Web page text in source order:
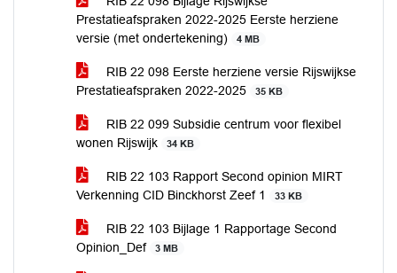
Prestatieafspraken 2022-2025 Eerste herziene
versie (met ondertekening)
4 MB
RIB 22 098 Eerste herziene versie Rijswijkse
Prestatieafspraken 2022-2025
35 KB
RIB 22 099 Subsidie centrum voor flexibel
wonen Rijswijk
34 KB
RIB 22 103 Rapport Second opinion MIRT
Verkenning CID Binckhorst Zeef 1
33 KB
RIB 22 103 Bijlage 1 Rapportage Second
Opinion_Def
3 MB